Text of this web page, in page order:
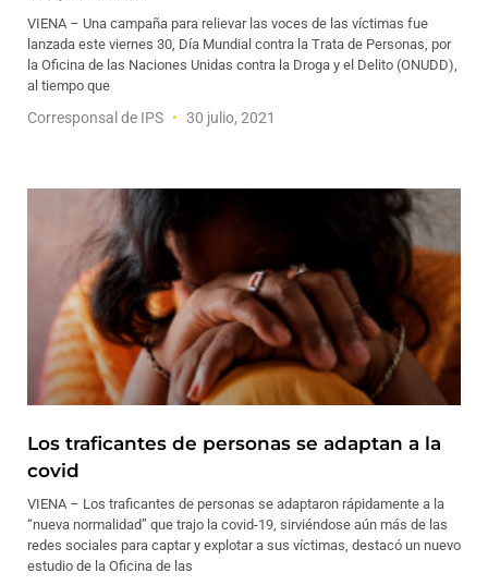
VIENA – Una campaña para relievar las voces de las víctimas fue
lanzada este viernes 30, Día Mundial contra la Trata de Personas, por
la Oficina de las Naciones Unidas contra la Droga y el Delito (ONUDD),
al tiempo que
Corresponsal de IPS 30 julio, 2021
Los traficantes de personas se adaptan a la
covid
VIENA – Los traficantes de personas se adaptaron rápidamente a la
“nueva normalidad” que trajo la covid-19, sirviéndose aún más de las
redes sociales para captar y explotar a sus víctimas, destacó un nuevo
estudio de la Oficina de las